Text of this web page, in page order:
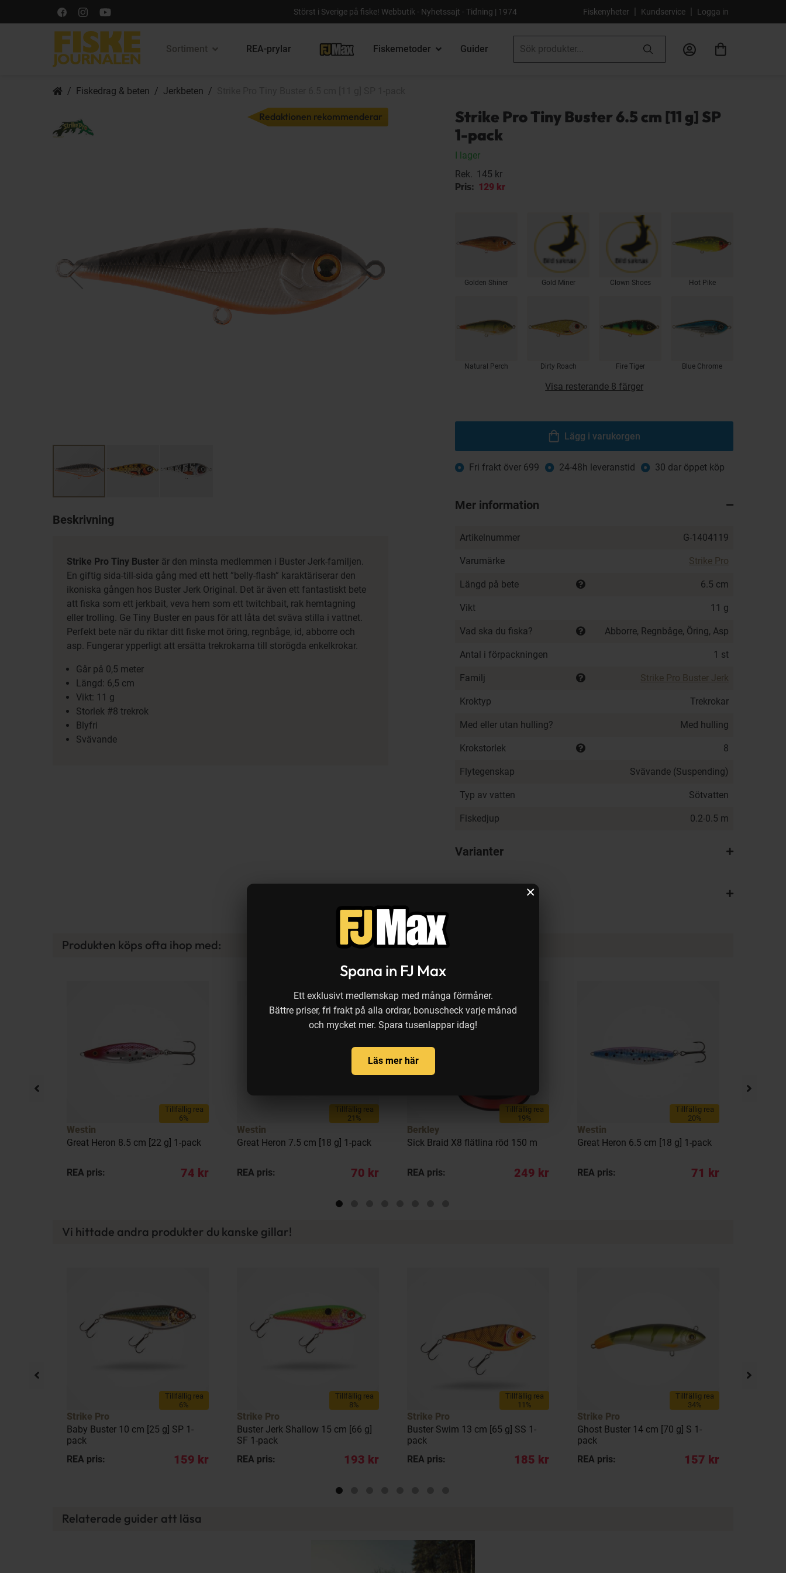
Spana in FJ Max
Ett exklusivt medlemskap med många förmåner.
Bättre priser, fri frakt på alla ordrar, bonuscheck varje månad
och mycket mer. Spara tusenlappar idag!
Läs mer här
×
Störst i Sverige på fiske! Webbutik - Nyhetssajt - Tidning | 1974 Fiskenyheter | Kundservice | Logga in
Sortiment REA-prylar Fiskemetoder Guider
Fiskedrag & beten Jerkbeten
Redaktionen rekommenderar
Beskrivning
Strike Pro Tiny Buster är den minsta medlemmen i Buster Jerk-familjen.
En giftig sida-till-sida gång med ett hett ”belly-flash” karaktäriserar den
ikoniska gången hos Buster Jerk Original. Det är även ett fantastiskt bete
att fiska som ett jerkbait, veva hem som ett twitchbait, rak hemtagning
eller trolling. Ge Tiny Buster en paus för att låta det sväva stilla i vattnet.
Perfekt bete när du riktar ditt fiske mot öring, regnbåge, id, abborre och
asp. Fungerar ypperligt att ersätta trekrokarna till storögda enkelkrokar.
Går på 0,5 meter
Längd: 6,5 cm
Vikt: 11 g
Storlek #8 trekrok
Blyfri
Svävande
Strike Pro Tiny Buster 6.5 cm [11 g] SP
1-pack
I lager
Rek. 145 kr
Pris: 129 kr
Golden Shiner Gold Miner Clown Shoes Hot Pike
Natural Perch Dirty Roach Fire Tiger Blue Chrome
Visa resterande 8 färger
Lägg i varukorgen
Fri frakt över 699 24-48h leveranstid 30 dar öppet köp
Mer information
Artikelnummer G-1404119
Varumärke Strike Pro
Längd på bete 6.5 cm
Vikt 11 g
Vad ska du fiska? Abborre, Regnbåge, Öring, Asp
Antal i förpackningen 1 st
Familj Strike Pro Buster Jerk
Kroktyp Trekrokar
Med eller utan hulling? Med hulling
Krokstorlek 8
Flytegenskap Svävande (Suspending)
Typ av vatten Sötvatten
Fiskedjup 0.2-0.5 m
Varianter
Produkten köps ofta ihop med:
Tillfällig rea
6%
Westin
Great Heron 8.5 cm [22 g] 1-pack
REA pris: 74 kr
Tillfällig rea
21%
Westin
Great Heron 7.5 cm [18 g] 1-pack
REA pris: 70 kr
Tillfällig rea
19%
Berkley
Sick Braid X8 flätlina röd 150 m
REA pris: 249 kr
Tillfällig rea
20%
Westin
Great Heron 6.5 cm [18 g] 1-pack
REA pris: 71 kr
Vi hittade andra produkter du kanske gillar!
Tillfällig rea
6%
Strike Pro
Baby Buster 10 cm [25 g] SP 1-
pack
REA pris:
159 kr
Tillfällig rea
8%
Strike Pro
Buster Jerk Shallow 15 cm [66 g]
SF 1-pack
REA pris:
193 kr
Tillfällig rea
11%
Strike Pro
Buster Swim 13 cm [65 g] SS 1-
pack
REA pris:
185 kr
Tillfällig rea
34%
Strike Pro
Ghost Buster 14 cm [70 g] S 1-
pack
REA pris:
157 kr
Relaterade guider att läsa